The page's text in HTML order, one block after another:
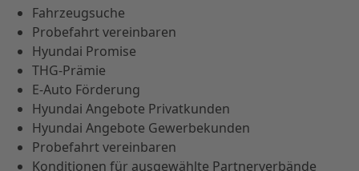
Fahrzeugsuche
Probefahrt vereinbaren
Hyundai Promise
THG-Prämie
E-Auto Förderung
Hyundai Angebote Privatkunden
Hyundai Angebote Gewerbekunden
Probefahrt vereinbaren
Konditionen für ausgewählte Partnerverbände